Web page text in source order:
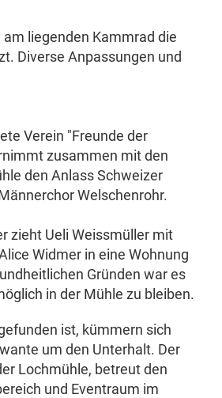
liegenden Kammrad die
Diverse Anpassungen und
Verein "Freunde der
zusammen mit den
den Anlass Schweizer
Welschenrohr.
zieht Ueli Weissmüller mit
Widmer in eine Wohnung
Gründen war es
in der Mühle zu bleiben.
ist, kümmern sich
um den Unterhalt. Der
Lochmühle, betreut den
und Eventraum im